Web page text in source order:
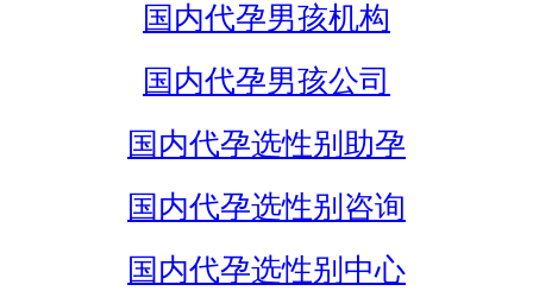
国内代孕男孩机构
国内代孕男孩公司
国内代孕选性别助孕
国内代孕选性别咨询
国内代孕选性别中心